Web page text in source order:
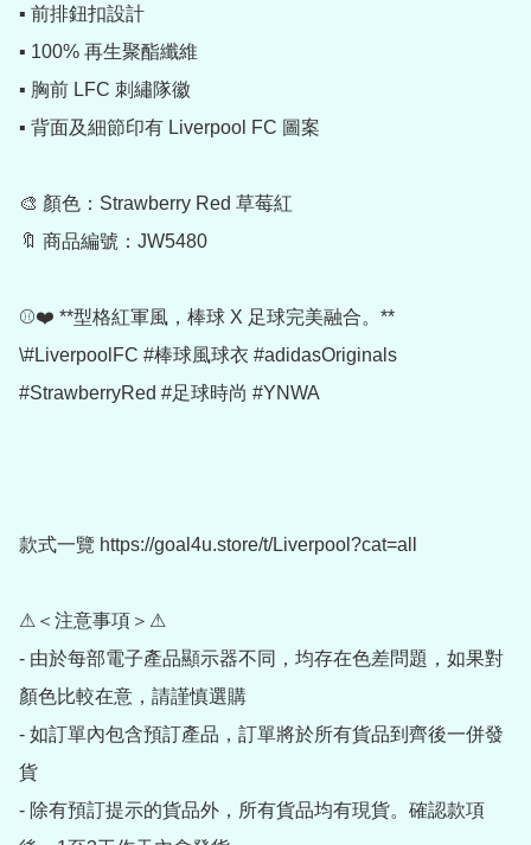
▪️ 前排鈕扣設計
▪️ 100% 再生聚酯纖維
▪️ 胸前 LFC 刺繡隊徽
▪️ 背面及細節印有 Liverpool FC 圖案
🎨 顏色：Strawberry Red 草莓紅
🔖 商品編號：JW5480
⚾❤️ **型格紅軍風，棒球 X 足球完美融合。**
\#LiverpoolFC #棒球風球衣 #adidasOriginals
#StrawberryRed #足球時尚 #YNWA
款式一覽 https://goal4u.store/t/Liverpool?cat=all
⚠＜注意事項＞⚠
- 由於每部電子產品顯示器不同，均存在色差問題，如果對
顏色比較在意，請謹慎選購
- 如訂單內包含預訂產品，訂單將於所有貨品到齊後一併發
貨
- 除有預訂提示的貨品外，所有貨品均有現貨。確認款項